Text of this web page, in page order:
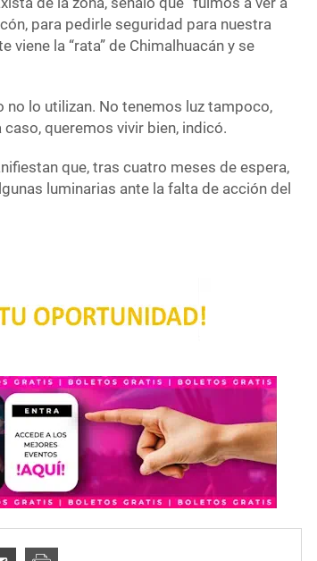
para pedirle seguridad para nuestra
la “rata” de Chimalhuacán y se
lo utilizan. No tenemos luz tampoco,
queremos vivir bien, indicó.
que, tras cuatro meses de espera,
luminarias ante la falta de acción del